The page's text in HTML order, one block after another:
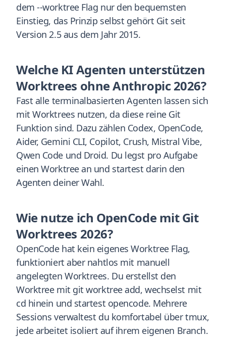
dem --worktree Flag nur den bequemsten
Einstieg, das Prinzip selbst gehört Git seit
Version 2.5 aus dem Jahr 2015.
Welche KI Agenten unterstützen
Worktrees ohne Anthropic 2026?
Fast alle terminalbasierten Agenten lassen sich
mit Worktrees nutzen, da diese reine Git
Funktion sind. Dazu zählen Codex, OpenCode,
Aider, Gemini CLI, Copilot, Crush, Mistral Vibe,
Qwen Code und Droid. Du legst pro Aufgabe
einen Worktree an und startest darin den
Agenten deiner Wahl.
Wie nutze ich OpenCode mit Git
Worktrees 2026?
OpenCode hat kein eigenes Worktree Flag,
funktioniert aber nahtlos mit manuell
angelegten Worktrees. Du erstellst den
Worktree mit git worktree add, wechselst mit
cd hinein und startest opencode. Mehrere
Sessions verwaltest du komfortabel über tmux,
jede arbeitet isoliert auf ihrem eigenen Branch.